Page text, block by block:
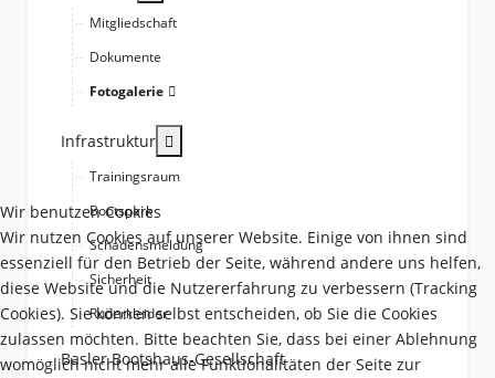
Mitgliedschaft
Dokumente
Fotogalerie
Infrastruktur
Trainingsraum
Bootspark
Schadensmeldung
Sicherheit
Ruderkleider
Basler Bootshaus-Gesellschaft
Wir benutzen Cookies
Wir nutzen Cookies auf unserer Website. Einige von ihnen sind
essenziell für den Betrieb der Seite, während andere uns helfen,
diese Website und die Nutzererfahrung zu verbessern (Tracking
Cookies). Sie können selbst entscheiden, ob Sie die Cookies
zulassen möchten. Bitte beachten Sie, dass bei einer Ablehnung
womöglich nicht mehr alle Funktionalitäten der Seite zur